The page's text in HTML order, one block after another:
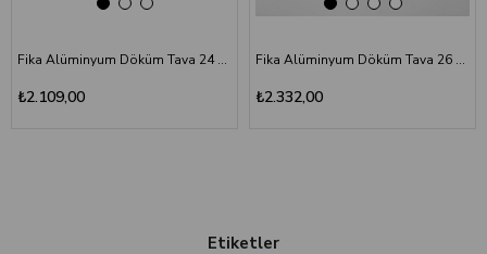
Fika Alüminyum Döküm Tava 24 cm
₺2.109,00
Fika Alüminyum Döküm Tava 26 cm
₺2.332,00
Etiketler